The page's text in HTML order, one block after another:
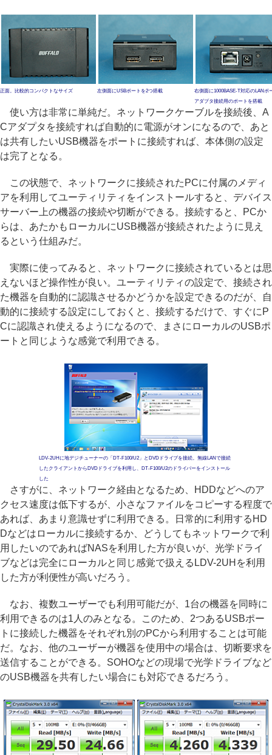
正面。比較的コンパクトなサイズ 左側面にUSBポートを2つ搭載
右側面に1000BASE-T対応のLANポ
アダプタ接続用のポートを搭載
使い方は非常に単純だ。ネットワークケーブルを接続後、A
Cアダプタを接続すれば自動的に電源がオンになるので、あと
は共有したいUSB機器をポートに接続すれば、本体側の設定
は完了となる。
この状態で、ネットワークに接続されたPCに付属のメディ
アを利用してユーティリティをインストールすると、デバイス
サーバー上の機器の接続や切断ができる。接続すると、PCか
らは、あたかもローカルにUSB機器が接続されたように見え
るという仕組みだ。
実際に使ってみると、ネットワークに接続されているとは思
えないほど操作性が良い。ユーティリティの設定で、接続され
た機器を自動的に認識させるかどうかを設定できるのだが、自
動的に接続する設定にしておくと、接続するだけで、すぐにP
Cに認識され使えるようになるので、まさにローカルのUSBポ
ートと同じような感覚で利用できる。
LDV-2UHに地デジチューナーの「DT-F100/U2」とDVDドライブを接続。無線LANで接続
したクライアントからDVDドライブを利用し、DT-F100/U2のドライバーをインストール
した
さすがに、ネットワーク経由となるため、HDDなどへのア
クセス速度は低下するが、小さなファイルをコピーする程度で
あれば、あまり意識せずに利用できる。日常的に利用するHD
Dなどはローカルに接続するか、どうしてもネットワークで利
用したいのであればNASを利用した方が良いが、光学ドライ
ブなどは完全にローカルと同じ感覚で扱えるLDV-2UHを利用
した方が利便性が高いだろう。
なお、複数ユーザーでも利用可能だが、1台の機器を同時に
利用できるのは1人のみとなる。このため、2つあるUSBポー
トに接続した機器をそれぞれ別のPCから利用することは可能
だ。なお、他のユーザーが機器を使用中の場合は、切断要求を
送信することができる。SOHOなどの現場で光学ドライブなど
のUSB機器を共有したい場合にも対応できるだろう。